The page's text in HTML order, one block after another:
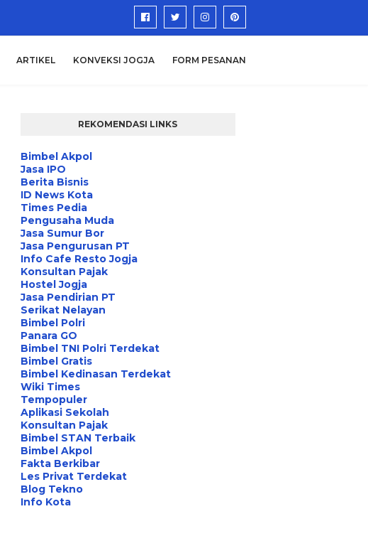
ARTIKEL KONVEKSI JOGJA FORM PESANAN
REKOMENDASI LINKS
Bimbel Akpol
Jasa IPO
Berita Bisnis
ID News Kota
Times Pedia
Pengusaha Muda
Jasa Sumur Bor
Jasa Pengurusan PT
Info Cafe Resto Jogja
Konsultan Pajak
Hostel Jogja
Jasa Pendirian PT
Serikat Nelayan
Bimbel Polri
Panara GO
Bimbel TNI Polri Terdekat
Bimbel Gratis
Bimbel Kedinasan Terdekat
Wiki Times
Tempopuler
Aplikasi Sekolah
Konsultan Pajak
Bimbel STAN Terbaik
Bimbel Akpol
Fakta Berkibar
Les Privat Terdekat
Blog Tekno
Info Kota